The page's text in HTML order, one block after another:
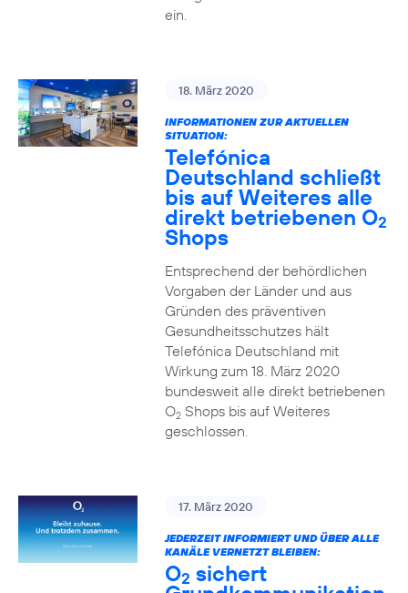
ein.
18. März 2020
INFORMATIONEN ZUR AKTUELLEN
SITUATION:
Telefónica
Deutschland schließt
bis auf Weiteres alle
direkt betriebenen O2
Shops
Entsprechend der behördlichen
Vorgaben der Länder und aus
Gründen des präventiven
Gesundheitsschutzes hält
Telefónica Deutschland mit
Wirkung zum 18. März 2020
bundesweit alle direkt betriebenen
O2Shops bis auf Weiteres
geschlossen.
17. März 2020
JEDERZEIT INFORMIERT UND ÜBER ALLE
KANÄLE VERNETZT BLEIBEN:
O2 sichert